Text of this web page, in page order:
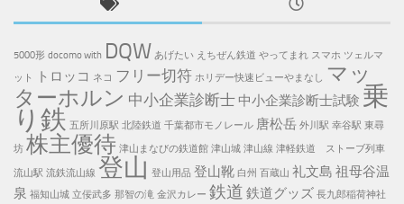
5000形 docomo with DQW あげたい えちぜん鉄道 やってまれ スマホ ツェルマ
ット
トロッコ ネコ フリー切符 ホリデー快速ビューやまなし マッ
ターホルン 中小企業診断士 中小企業診断士試験 乗
り鉄 五所川原駅 北陸鉄道 千葉都市モノレール 唐松岳 外川駅 幸谷駅 東尋
坊 株主優待 津山まなびの鉄道館 津山城 津山線 津軽鉄道 ストーブ列車
流山駅 流鉄流山線 登山 登山用品 登山靴 白州 百蔵山 礼文島 祖母谷温
泉 福知山城 立佞武多 那智の滝 金沢カレー 鉄道 鉄道グッズ 長九郎稲荷神社